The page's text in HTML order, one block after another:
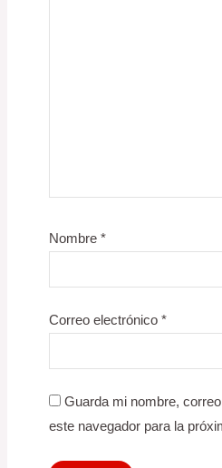
Nombre *
Correo electrónico *
Guarda mi nombre,
este navegador para la